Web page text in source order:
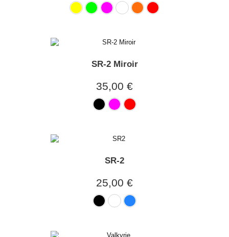
SR-2 Miroir
35,00 €
SR-2
25,00 €